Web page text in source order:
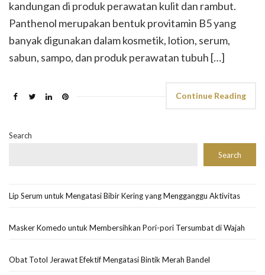
kandungan di produk perawatan kulit dan rambut.
Panthenol merupakan bentuk provitamin B5 yang
banyak digunakan dalam kosmetik, lotion, serum,
sabun, sampo, dan produk perawatan tubuh […]
Continue Reading
Search
Search
Lip Serum untuk Mengatasi Bibir Kering yang Mengganggu Aktivitas
Masker Komedo untuk Membersihkan Pori-pori Tersumbat di Wajah
Obat Totol Jerawat Efektif Mengatasi Bintik Merah Bandel